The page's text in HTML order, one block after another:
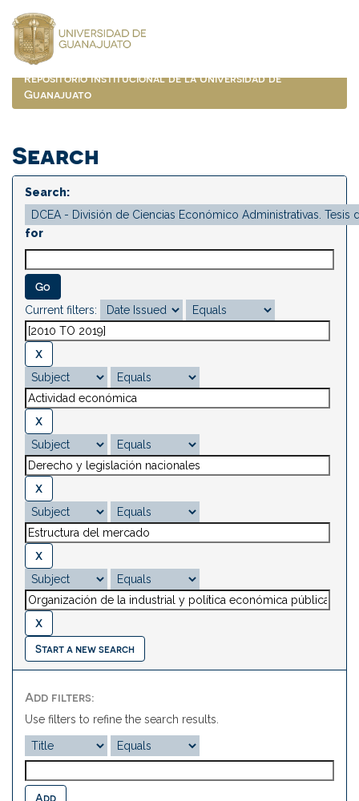
navigation
Repositorio Institucional de la Universidad de
Guanajuato
Search
Search:
for
Current filters:
Start a new search
Add filters:
Use filters to refine the search results.